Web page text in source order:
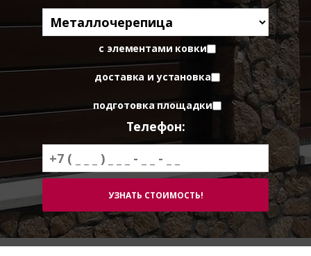
с элементами ковки
доставка и установка
подготовка площадки
Телефон: